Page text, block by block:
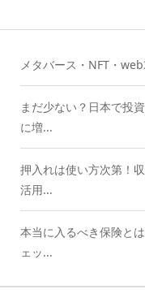
メタバース・NFT・
まだ少ない？日本で投
に増...
押入れは使い方次第！
活用...
本当に入るべき保険と
ェッ...